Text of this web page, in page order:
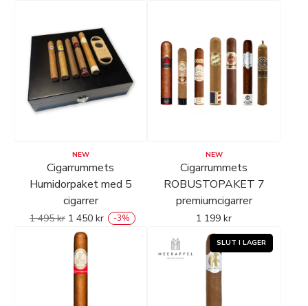
NEW
Cigarrummets
Humidorpaket med 5
cigarrer
1 495kr 1 450 kr -3%
NEW
Cigarrummets
ROBUSTOPAKET 7
premiumcigarrer
1 199 kr